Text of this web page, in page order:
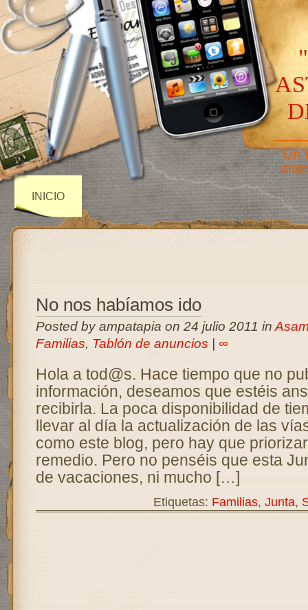
Un
INICIO
No nos habíamos ido
Posted by ampatapia on 24 julio 2011 in
Familias, Tablón de anuncios ∞
Hola a tod@s. Hace tiempo que no
información, deseamos que estéis
recibirla. La poca disponibilidad de
llevar al día la actualización de las
como este blog, pero hay que
remedio. Pero no penséis que esta
de vacaciones, ni mucho […]
Etiquetas: Familias, Junta,